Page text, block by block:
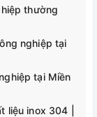
thường
nghiệp tại
tại Miền
liệu inox 304 |